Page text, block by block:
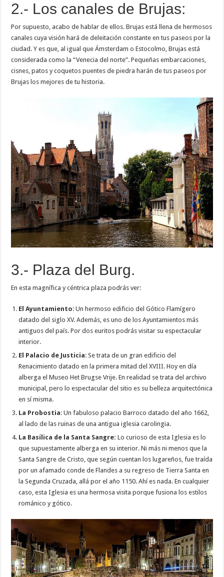
2.- Los canales de Brujas:
Por supuesto, acabo de hablar de ellos. Brujas está llena de hermosos
canales cuya visión hará de deleitación constante en tus paseos por la
ciudad. Y es que, al igual que Ámsterdam o Estocolmo, Brujas está
considerada como la “Venecia del norte”. Pequeñas embarcaciones,
cisnes, patos y coquetos puentes de piedra harán de tus paseos por
Brujas los mejores de tu historia.
3.- Plaza del Burg.
En esta magnífica y céntrica plaza podrás ver:
El Ayuntamiento: Un hermoso edificio del Gótico Flamígero
datado del siglo XV. Además, es uno de los Ayuntamientos más
antiguos del país. Por dos euritos podrás visitar su espectacular
interior.
El Palacio de Justicia: Se trata de un gran edificio del
Renacimiento datado en la primera mitad del XVIII. Hoy en día
alberga el Museo Het Brugse Vrije. En realidad se trata del archivo
municipal, pero lo espectacular del sitio es su belleza arquitectónica
en sí misma.
La Probostia: Un fabuloso palacio Barroco datado del año 1662,
al lado de las ruinas de una antigua iglesia carolingia.
La Basílica de la Santa Sangre: Lo curioso de esta Iglesia es lo
que supuestamente alberga en su interior. Ni más ni menos que la
Santa Sangre de Cristo, que según cuentan los lugareños, fue traída
por un afamado conde de Flandes a su regreso de Tierra Santa en
la Segunda Cruzada, allá por el año 1150. Ahí es nada. En cualquier
caso, esta Iglesia es una hermosa visita porque fusiona los estilos
románico y gótico.